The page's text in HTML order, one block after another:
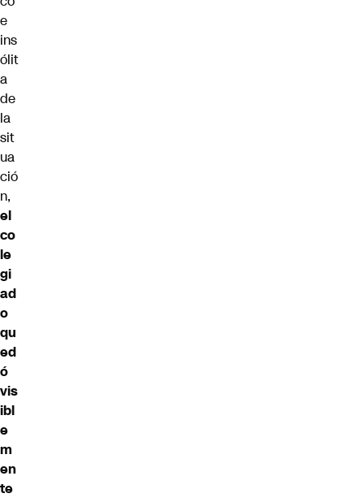
e
ins
ólit
a
de
la
sit
ua
ció
n,
el
co
le
gi
ad
o
qu
ed
ó
vis
ibl
e
m
en
te